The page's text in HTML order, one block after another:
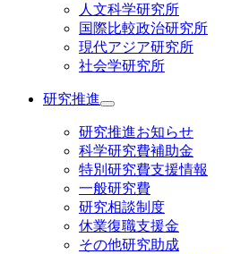
人文科学研究所
国際比較政治研究所
現代アジア研究所
社会学研究所
研究推進
研究推進お知らせ
科学研究費補助金
特別研究費支援情報
一般研究費
研究相談制度
休業復職支援金
その他研究助成